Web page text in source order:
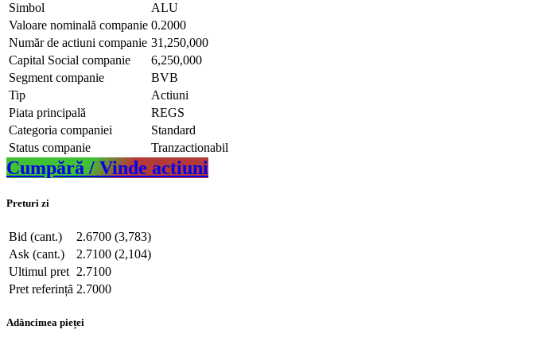
Simbol
ALU
Valoare nominală companie 0.2000
Număr de actiuni companie 31,250,000
Capital Social companie
6,250,000
Segment companie
BVB
Tip
Actiuni
Piata principală
REGS
Categoria companiei
Standard
Status companie
Tranzactionabil
Cumpără / Vinde actiuni
Preturi zi
Bid (cant.)
2.6700 (3,783)
Ask (cant.)
2.7100 (2,104)
Ultimul pret 2.7100
Pret referință 2.7000
Adâncimea pieței